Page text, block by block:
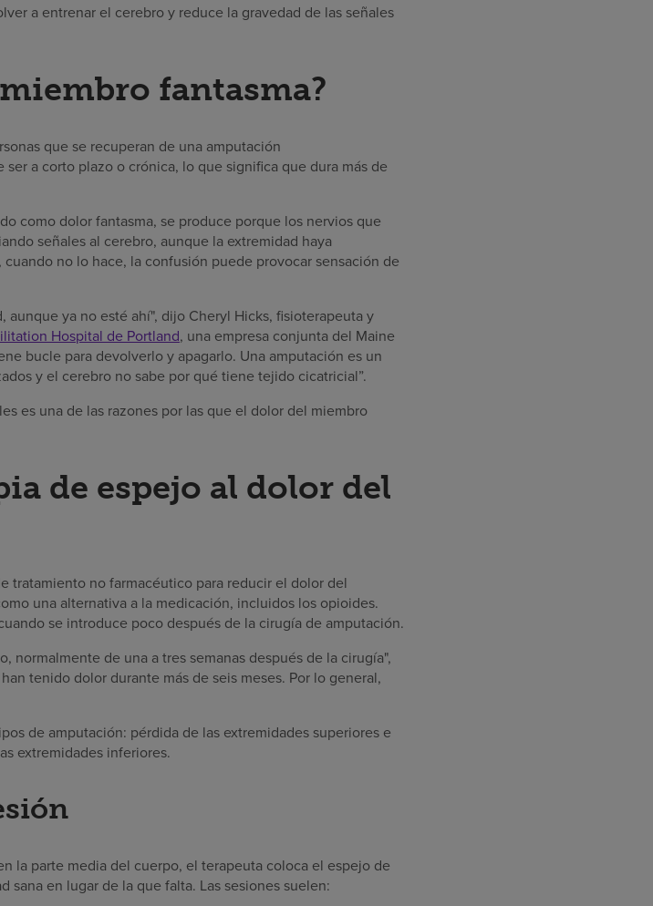
a entrenar el cerebro y reduce la gravedad de las señales
fantasma?
que se recuperan de una amputación
ser a corto plazo o crónica, lo que significa que dura más de
como dolor fantasma, se produce porque los nervios que
señales al cerebro, aunque la extremidad haya
no lo hace, la confusión puede provocar sensación de
ya no esté ahí", dijo Cheryl Hicks, fisioterapeuta y
Hospital de Portland, una empresa conjunta del Maine
bucle para devolverlo y apagarlo. Una amputación es un
y el cerebro no sabe por qué tiene tejido cicatricial”.
es una de las razones por las que el dolor del miembro
de espejo al dolor del
tratamiento no farmacéutico para reducir el dolor del
una alternativa a la medicación, incluidos los opioides.
se introduce poco después de la cirugía de amputación.
normalmente de una a tres semanas después de la cirugía",
tenido dolor durante más de seis meses. Por lo general,
de amputación: pérdida de las extremidades superiores e
extremidades inferiores.
la parte media del cuerpo, el terapeuta coloca el espejo de
en lugar de la que falta. Las sesiones suelen: